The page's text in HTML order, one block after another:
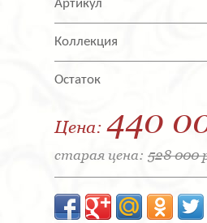
Артикул
Коллекция
Остаток
Цена: 440
старая цена: 528 000